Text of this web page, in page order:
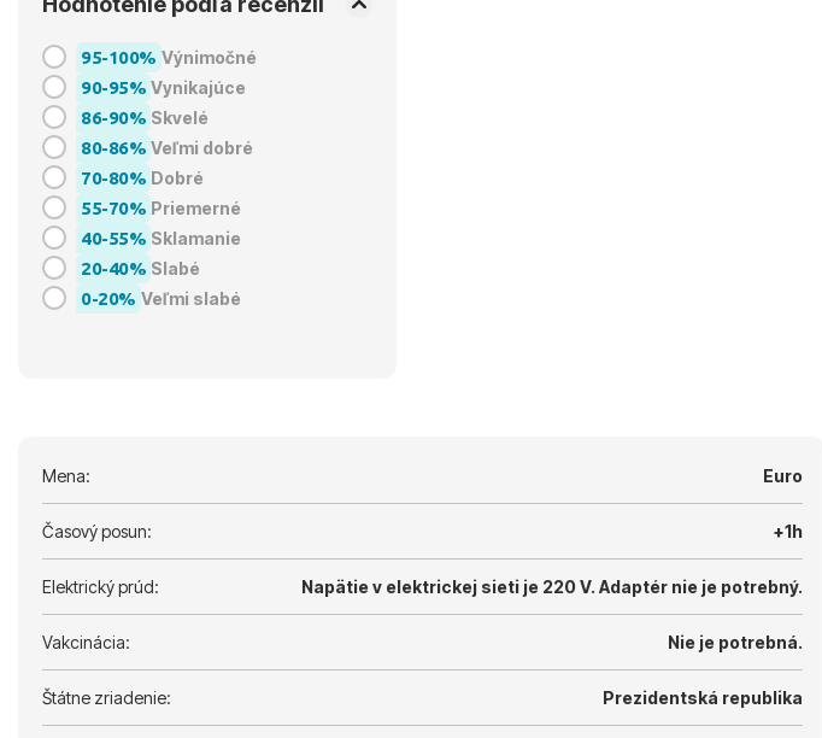
95-100% Výnimočné
90-95% Vynikajúce
86-90% Skvelé
80-86% Veľmi dobré
70-80% Dobré
55-70% Priemerné
40-55% Sklamanie
20-40% Slabé
0-20% Veľmi slabé
Mena: Euro
Časový posun: +1h
Elektrický prúd: Napätie v elektrickej sieti je 220 V. Adaptér nie je potrebný.
Vakcinácia: Nie je potrebná.
Štátne zriadenie: Prezidentská republika